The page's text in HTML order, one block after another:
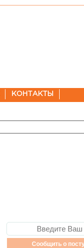
КОНТАКТЫ
Сообщить о